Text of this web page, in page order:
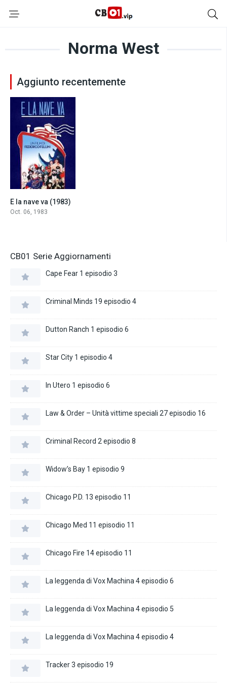
Norma West
Aggiunto recentemente
7.7
E la nave va (1983)
Oct. 06, 1983
CB01 Serie Aggiornamenti
Cape Fear 1 episodio 3
Criminal Minds 19 episodio 4
Dutton Ranch 1 episodio 6
Star City 1 episodio 4
In Utero 1 episodio 6
Law & Order – Unità vittime speciali 27 episodio 16
Criminal Record 2 episodio 8
Widow’s Bay 1 episodio 9
Chicago P.D. 13 episodio 11
Chicago Med 11 episodio 11
Chicago Fire 14 episodio 11
La leggenda di Vox Machina 4 episodio 6
La leggenda di Vox Machina 4 episodio 5
La leggenda di Vox Machina 4 episodio 4
Tracker 3 episodio 19